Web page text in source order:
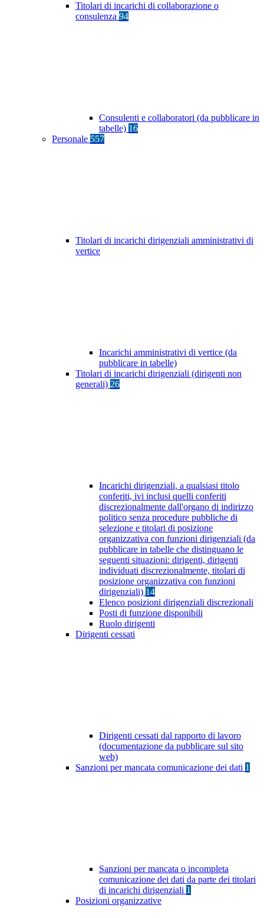
Titolari di incarichi di collaborazione o
consulenza 94
Consulenti e collaboratori (da pubblicare in
tabelle) 16
Personale 557
Titolari di incarichi dirigenziali amministrativi di
vertice
Incarichi amministrativi di vertice (da
pubblicare in tabelle)
Titolari di incarichi dirigenziali (dirigenti non
generali) 26
Incarichi dirigenziali, a qualsiasi titolo
conferiti, ivi inclusi quelli conferiti
discrezionalmente dall'organo di indirizzo
politico senza procedure pubbliche di
selezione e titolari di posizione
organizzativa con funzioni dirigenziali (da
pubblicare in tabelle che distinguano le
seguenti situazioni: dirigenti, dirigenti
individuati discrezionalmente, titolari di
posizione organizzativa con funzioni
dirigenziali) 14
Elenco posizioni dirigenziali discrezionali
Posti di funzione disponibili
Ruolo dirigenti
Dirigenti cessati
Dirigenti cessati dal rapporto di lavoro
(documentazione da pubblicare sul sito
web)
Sanzioni per mancata comunicazione dei dati 1
Sanzioni per mancata o incompleta
comunicazione dei dati da parte dei titolari
di incarichi dirigenziali 1
Posizioni organizzative